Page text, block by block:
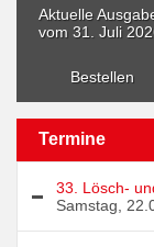
Aktuelle
vom 31. Juli
Bestellen
Termine
33. Lösch-
Samstag,